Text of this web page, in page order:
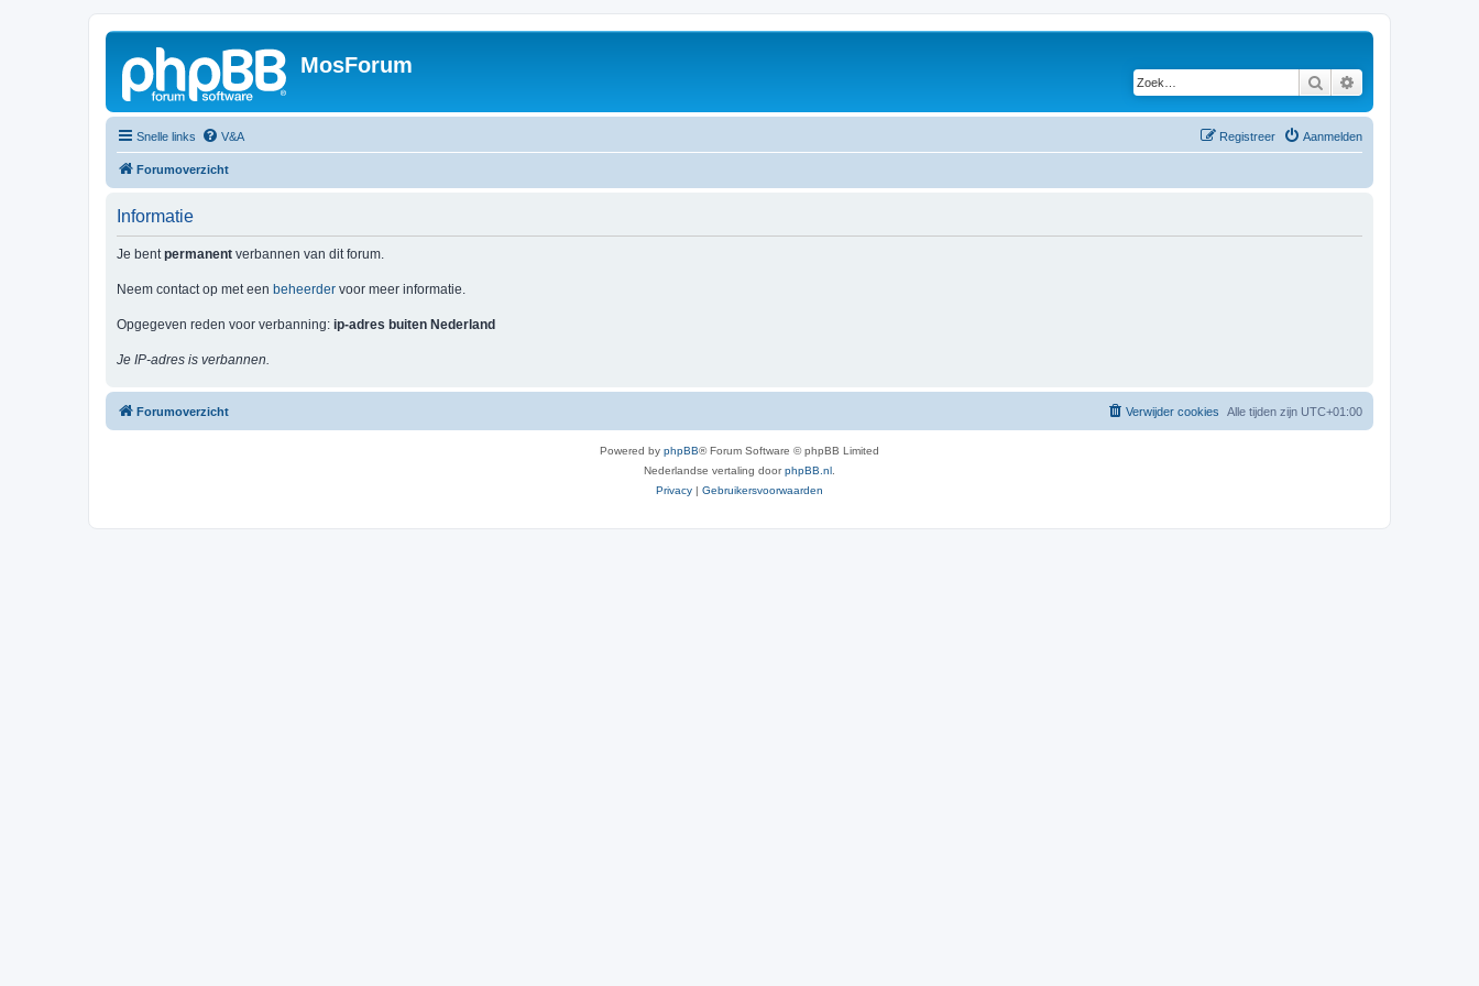
MosForum
Zoek
Snelle links V&A Aanmelden
Registreer
Forumoverzicht
Informatie
Je bentpermanent verbannen van dit forum.
Neem contact op met een beheerder voor meer informatie.
Opgegeven reden voor verbanning: ip-adres buiten Nederland
Je IP-adres is verbannen.
Forumoverzicht Alle tijden zijn UTC+01:00
Verwijder cookies
Powered by phpBB® Forum Software © phpBB Limited
Nederlandse vertaling doorphpBB.nl
Privacy | Gebruikersvoorwaarden